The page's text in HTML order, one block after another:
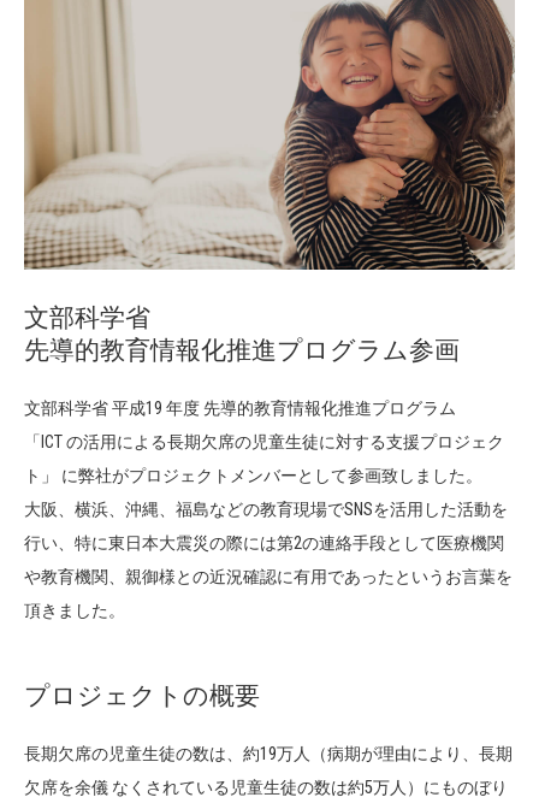
文部科学省
先導的教育情報化推進プログラム参画
文部科学省 平成19 年度 先導的教育情報化推進プログラム
「ICT の活用による長期欠席の児童生徒に対する支援プロジェク
ト」 に弊社がプロジェクトメンバーとして参画致しました。
大阪、横浜、沖縄、福島などの教育現場でSNSを活用した活動を
行い、特に東日本大震災の際には第2の連絡手段として医療機関
や教育機関、親御様との近況確認に有用であったというお言葉を
頂きました。
プロジェクトの概要
長期欠席の児童生徒の数は、約19万人（病期が理由により、長期
欠席を余儀 なくされている児童生徒の数は約5万人）にものぼり